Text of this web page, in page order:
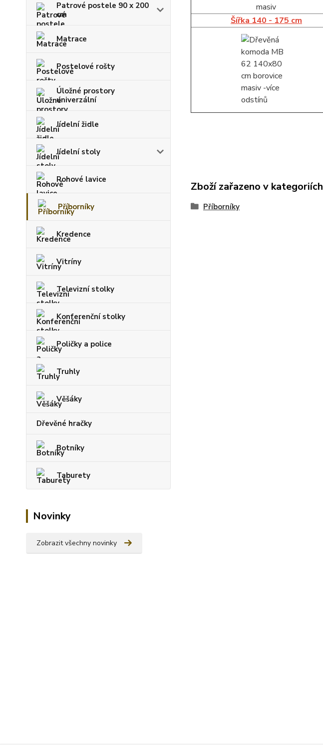
Patrové postele 90 x 200
cm
Matrace
Postelové rošty
Úložné prostory
univerzální
Jídelní židle
Jídelní stoly
Rohové lavice
Příborníky
Kredence
Vitríny
Televizní stolky
Konferenční stolky
Poličky a police
Truhly
Věšáky
Dřevěné hračky
Botníky
Taburety
Novinky
Zobrazit všechny novinky
Šířka 140 - 175 cm
Zboží zařazeno v kategoriích
Příborníky